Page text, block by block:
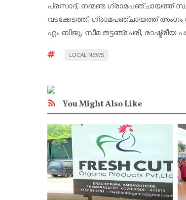
പ്രസാദ്, നന്മണ്ട ഗ്രാമപഞ്ചായത്ത്
വടക്കേടത്ത്, ഗ്രാമപഞ്ചായത്ത് അംഗം
എം ബിജു, സീമ തട്ടഞ്ചേരി, രാഷ്ട്രീയ
LOCAL NEWS
You Might Also Like